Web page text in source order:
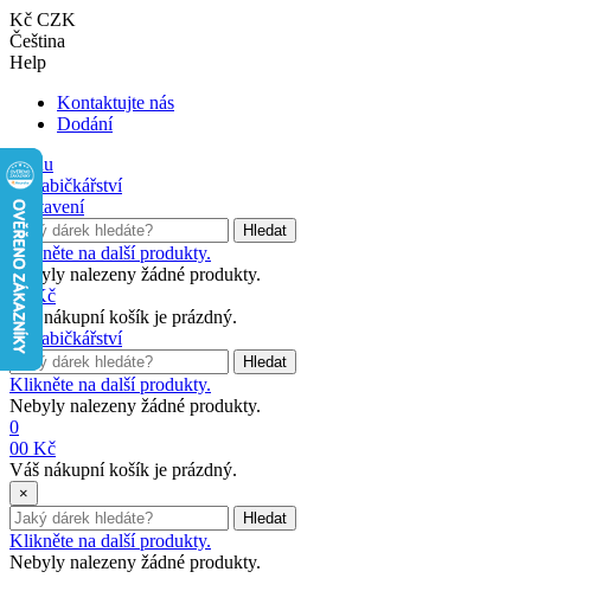
Kč CZK
Čeština
Help
Kontaktujte nás
Dodání
Menu
Nastavení
Hledat
Klikněte na další produkty.
Nebyly nalezeny žádné produkty.
00 Kč
Váš nákupní košík je prázdný.
Hledat
Klikněte na další produkty.
Nebyly nalezeny žádné produkty.
0
00 Kč
Váš nákupní košík je prázdný.
×
Hledat
Klikněte na další produkty.
Nebyly nalezeny žádné produkty.